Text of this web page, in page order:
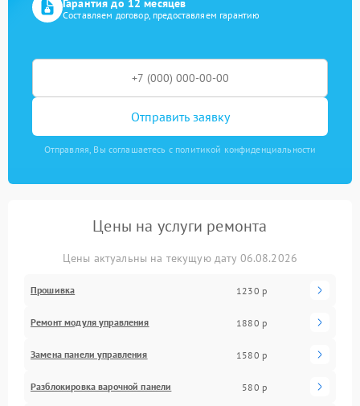
Составляем договор, предоставляем гарантию
Отправить заявку
Отправляя, Вы соглашаетесь с политикой конфиденциальности
Цены на услуги ремонта
Цены актуальны на текущую дату 06.08.2026
Прошивка 1230 р
Ремонт модуля управления 1880 р
Замена панели управления 1580 р
Разблокировка варочной панели 580 р